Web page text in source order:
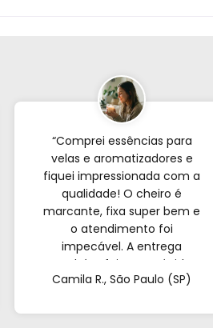
“Comprei essências para
velas e aromatizadores e
fiquei impressionada com a
qualidade! O cheiro é
marcante, fixa super bem e
o atendimento foi
impecável. A entrega
também foi super rápida.
Recomendo de olhos
Camila R., São Paulo (SP)